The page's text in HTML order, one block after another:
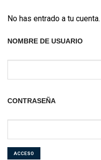
No has entrado a tu cuenta.
NOMBRE DE USUARIO
CONTRASEÑA